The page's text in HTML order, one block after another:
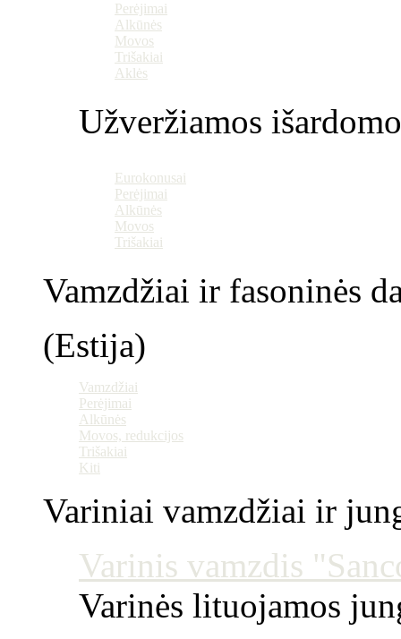
Perėjimai
Alkūnės
Movos
Trišakiai
Aklės
Užveržiamos
Eurokonusai
Perėjimai
Alkūnės
Movos
Trišakiai
Vamzdžiai ir fasoninės
(Estija)
Vamzdžiai
Perėjimai
Alkūnės
Movos, redukcijos
Trišakiai
Kiti
Variniai vamzdžiai ir
Varinis vamzdis
Varinės lituojamos